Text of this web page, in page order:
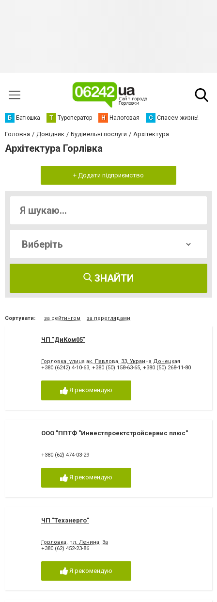
Б Батюшка Т Туроператор Н Налоговая С Спасем жизнь!
Головна Довідник Будівельні послуги Архітектура
Архітектура Горлівка
+ Додати підприємство
ЗНАЙТИ
Сортувати: за рейтингом за переглядами
ЧП "ДиКом05"
Горловка, улица ак. Павлова, 33, Украина Донецкая
+380 (6242) 4-10-63, +380 (50) 158-63-65, +380 (50) 268-11-80
Я рекомендую
ООО "ППТФ "Инвестпроектстройсервис плюс"
+380 (62) 474-03-29
Я рекомендую
ЧП "Техэнерго"
Горловка, пл. Ленина, 3а
+380 (62) 452-23-86
Я рекомендую